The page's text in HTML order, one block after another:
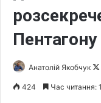
Анатолій Якобчук
424 Час читання: